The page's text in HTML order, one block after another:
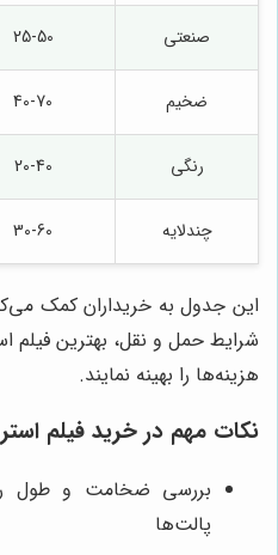
صنعتی 25-50
ضخیم 40-70
رنگی 20-40
چندلایه 30-60
این جدول به خریداران کمک
شرایط حمل و نقل، بهترین فیلم
هزینه‌ها را بهینه نمایند.
نکات مهم در خرید فیلم
بررسی ضخامت و طول
پالت‌ها